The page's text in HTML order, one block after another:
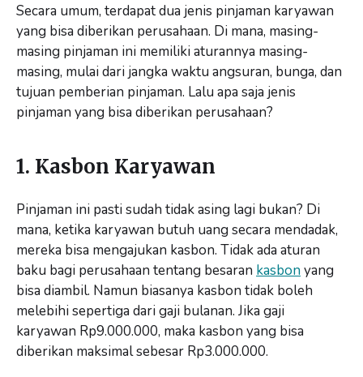
Secara umum, terdapat dua jenis pinjaman karyawan
yang bisa diberikan perusahaan. Di mana, masing-
masing pinjaman ini memiliki aturannya masing-
masing, mulai dari jangka waktu angsuran, bunga, dan
tujuan pemberian pinjaman. Lalu apa saja jenis
pinjaman yang bisa diberikan perusahaan?
1. Kasbon Karyawan
Pinjaman ini pasti sudah tidak asing lagi bukan? Di
mana, ketika karyawan butuh uang secara mendadak,
mereka bisa mengajukan kasbon. Tidak ada aturan
baku bagi perusahaan tentang besaran kasbonyang
bisa diambil. Namun biasanya kasbon tidak boleh
melebihi sepertiga dari gaji bulanan. Jika gaji
karyawan Rp9.000.000, maka kasbon yang bisa
diberikan maksimal sebesar Rp3.000.000.